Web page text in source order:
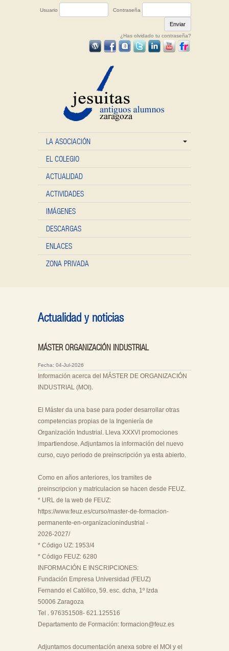
Usuario Contraseña
¿Has olvidado tu contraseña?
LA ASOCIACIÓN
EL COLEGIO
ACTUALIDAD
ACTIVIDADES
IMÁGENES
DESCARGAS
ENLACES
ZONA PRIVADA
Actualidad y noticias
MÁSTER ORGANIZACIÓN INDUSTRIAL
Fecha: 04-Jul-2026
Información acerca del MÁSTER DE ORGANIZACIÓN
INDUSTRIAL (MOI).
El Máster da una base para poder desarrollar otras
competencias propias de la Ingeniería de
Organización Industrial. Lleva XXXVI promociones
impartiendose. Adjuntamos la información del nuevo
curso, cuyo periodo de preinscripción ya esta abierto.
Como en años anteriores, los tramites de
preinscripcion y matriculacion se hacen desde FEUZ.
* URL de la web de FEUZ:
https://www.feuz.es/curso/master-de-formacion-
permanente-en-organizacionindustrial -
2026-2027/
* Código UZ: 1953/4
* Código FEUZ: 6280
INFORMACIÓN E INSCRIPCIONES:
Fundación Empresa Universidad (FEUZ)
Fernando el Católico, 59. esc. dcha, 1º Izda
50006 Zaragoza
Tel . 976351508- 621.125516
Departamento de Formación: formacion@feuz.es
Adjuntamos documentación anexa sobre el MOI y el